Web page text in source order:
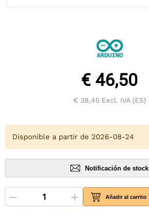
€ 46,50
€ 38,45Excl. IVA (ES)
Disponible a partir de 2026-08-24
Notificación de stock
Añadir al carrito